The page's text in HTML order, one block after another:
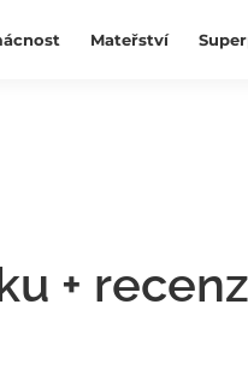
Mateřství
+